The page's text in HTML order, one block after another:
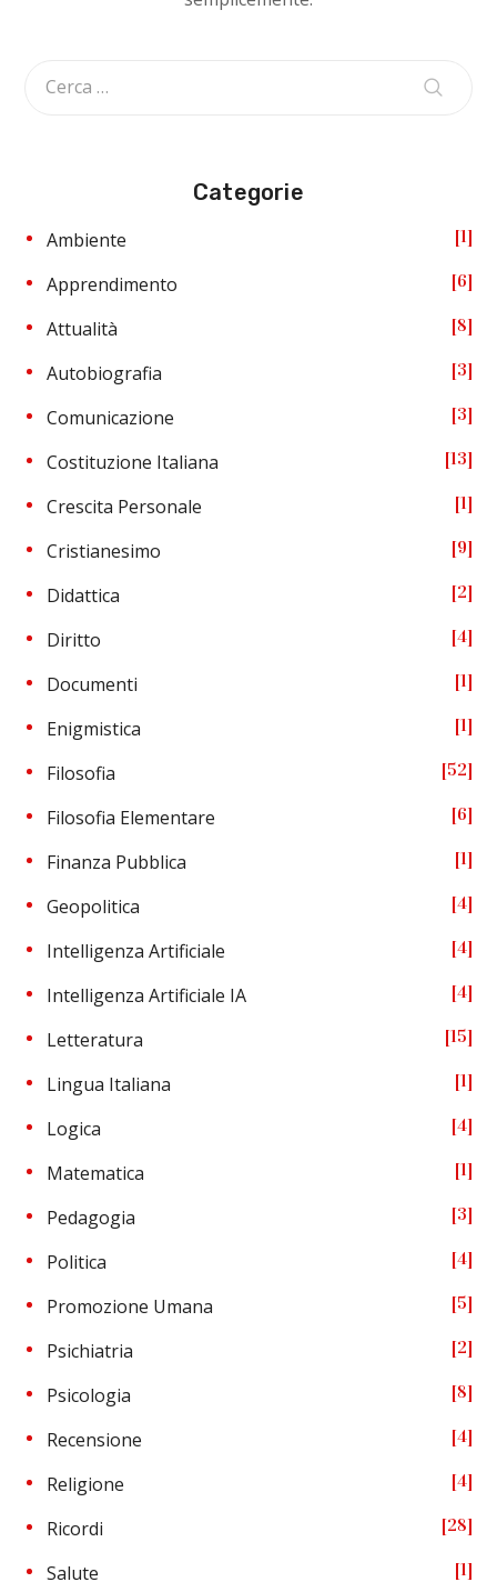
Categorie
Ambiente 1
Apprendimento 6
Attualità 8
Autobiografia 3
Comunicazione 3
Costituzione Italiana 13
Crescita Personale 1
Cristianesimo 9
Didattica 2
Diritto 4
Documenti 1
Enigmistica 1
Filosofia 52
Filosofia Elementare 6
Finanza Pubblica 1
Geopolitica 4
Intelligenza Artificiale 4
Intelligenza Artificiale IA 4
Letteratura 15
Lingua Italiana 1
Logica 4
Matematica 1
Pedagogia 3
Politica 4
Promozione Umana 5
Psichiatria 2
Psicologia 8
Recensione 4
Religione 4
Ricordi 28
Salute 1